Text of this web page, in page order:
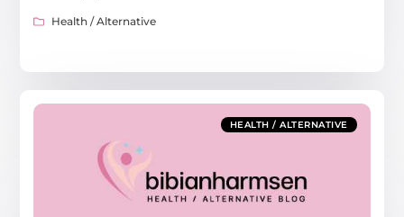
Health / Alternative
HEALTH / ALTERNATIVE